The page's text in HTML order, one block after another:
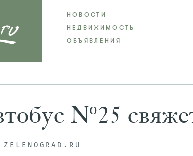
НОВОСТИ
НЕДВИЖИМОСТЬ
ОБЪЯВЛЕНИЯ
№25
ZELENOGRAD.RU